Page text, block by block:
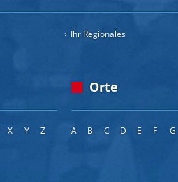
Ihr Regionales
X Y Z
Orte
A B C D E F G